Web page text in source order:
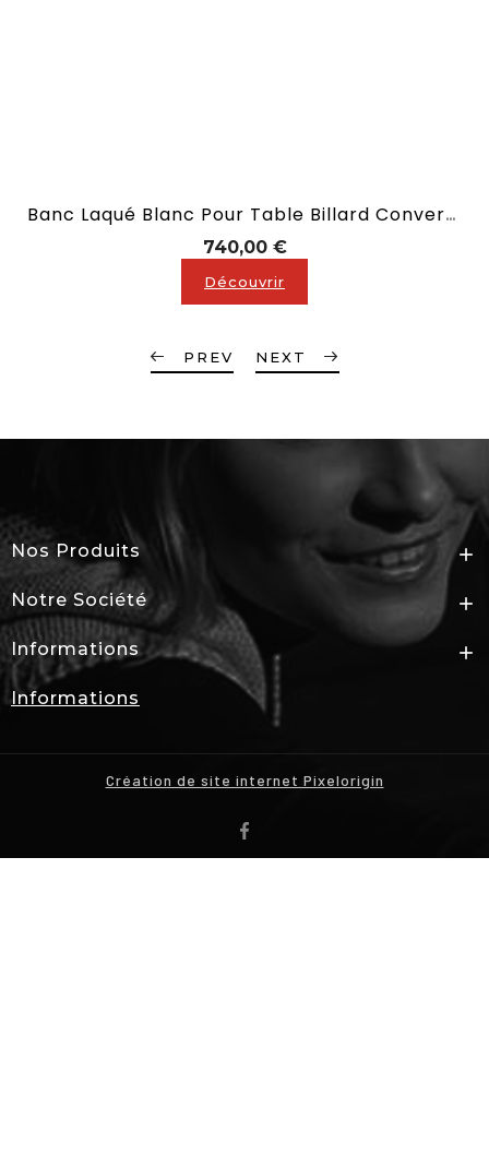
Banc Laqué Blanc Pour Table Billard Convertible En 190 Ou 210 Ou 240
740,00 €Prix
Découvrir
PREV NEXT
Nos Produits 
Notre Société 
Informations 
Informations
Création de site internet Pixelorigin